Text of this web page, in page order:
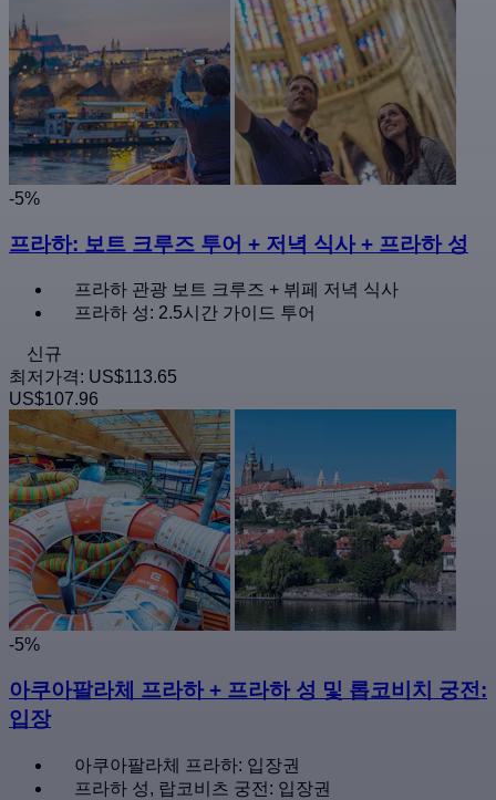
-5%
프라하: 보트 크루즈 투어 + 저녁 식사 + 프라하 성
프라하 관광 보트 크루즈 + 뷔페 저녁 식사
프라하 성: 2.5시간 가이드 투어
신규
최저가격: US$113.65
US$107.96
-5%
아쿠아팔라체 프라하 + 프라하 성 및 롭코비치 궁전:
입장
아쿠아팔라체 프라하: 입장권
프라하 성, 랍코비츠 궁전: 입장권